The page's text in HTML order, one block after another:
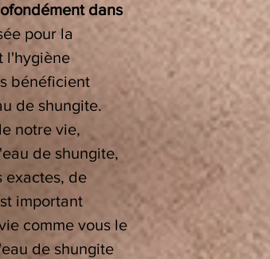
dans
pour la
l'hygiène
bénéficient
de shungite.
notre vie,
de shungite,
exactes, de
important
comme vous le
de shungite